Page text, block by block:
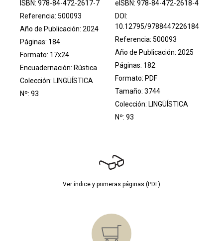
ISBN: 978-84-472-2617-7
Referencia: 500093
Año de Publicación: 2024
Páginas: 184
Formato: 17x24
Encuadernación: Rústica
Colección: LINGÜÍSTICA
Nº: 93
eISBN: 978-84-472-2618-4
DOI:
10.12795/9788447226184
Referencia: 500093
Año de Publicación: 2025
Páginas: 182
Formato: PDF
Tamaño: 3744
Colección: LINGÜÍSTICA
Nº: 93
Ver índice y primeras páginas (PDF)